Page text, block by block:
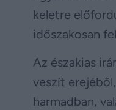
keletre
időszakosan
Az északias
veszít
harmadban,